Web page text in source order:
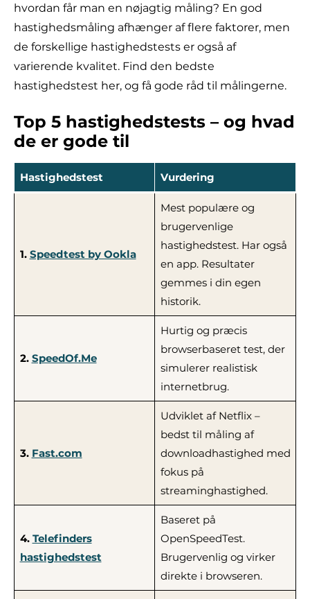
hvordan får man en nøjagtig måling? En god
hastighedsmåling afhænger af flere faktorer, men
de forskellige hastighedstests er også af
varierende kvalitet. Find den bedste
hastighedstest her, og få gode råd til målingerne.
Top 5 hastighedstests – og hvad
de er gode til
Hastighedstest Vurdering
1. Speedtest by Ookla
Mest populære og
brugervenlige
hastighedstest. Har også
en app. Resultater
gemmes i din egen
historik.
2. SpeedOf.Me
Hurtig og præcis
browserbaseret test, der
simulerer realistisk
internetbrug.
3. Fast.com
Udviklet af Netflix –
bedst til måling af
downloadhastighed med
fokus på
streaminghastighed.
4. Telefinders
hastighedstest
Baseret på
OpenSpeedTest.
Brugervenlig og virker
direkte i browseren.